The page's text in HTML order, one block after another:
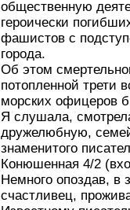
общественную
героически
фашистов с
города.
Об этом
потопленной трети
морских офицеров
Я слушала,
дружелюбную,
знаменитого
Конюшенная 4/2
Немного опоздав, в
счастливец,